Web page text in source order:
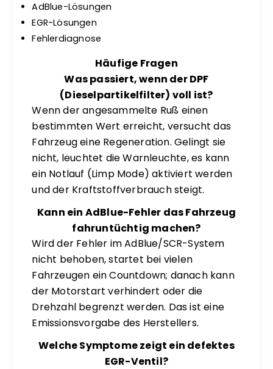
AdBlue-Lösungen
EGR-Lösungen
Fehlerdiagnose
Häufige Fragen
Was passiert, wenn der DPF
(Dieselpartikelfilter) voll ist?
Wenn der angesammelte Ruß einen
bestimmten Wert erreicht, versucht das
Fahrzeug eine Regeneration. Gelingt sie
nicht, leuchtet die Warnleuchte, es kann
ein Notlauf (Limp Mode) aktiviert werden
und der Kraftstoffverbrauch steigt.
Kann ein AdBlue-Fehler das Fahrzeug
fahruntüchtig machen?
Wird der Fehler im AdBlue/SCR-System
nicht behoben, startet bei vielen
Fahrzeugen ein Countdown; danach kann
der Motorstart verhindert oder die
Drehzahl begrenzt werden. Das ist eine
Emissionsvorgabe des Herstellers.
Welche Symptome zeigt ein defektes
EGR-Ventil?